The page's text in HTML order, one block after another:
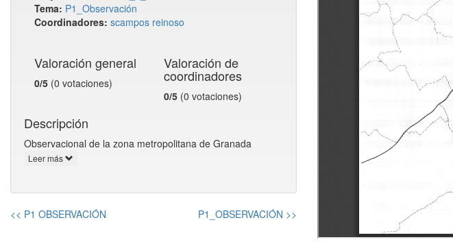
Tema: P1_Observación
Coordinadores: scampos reinoso
Valoración general
0/5 (0 votaciones)
Valoración de
coordinadores
0/5 (0 votaciones)
Descripción
Observacional de la zona metropolitana de Granada
Leer más
<< P1 OBSERVACIÓN P1_OBSERVACIÓN >>